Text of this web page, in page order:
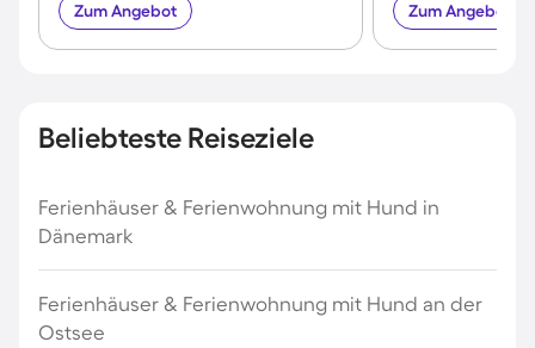
Zum Angebot Zum Angebot
Beliebteste Reiseziele
Ferienhäuser & Ferienwohnung mit Hund in
Dänemark
Ferienhäuser & Ferienwohnung mit Hund an der
Ostsee